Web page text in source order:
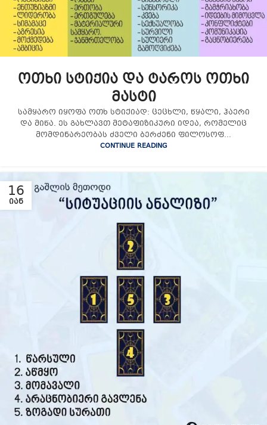
ოთხი სტიქია და ტაროს ოთხი
მასტი
სამყარო იყოფა ოთხ სტიქიად: ცეცხლი, წყალი, ჰაერი
და მიწა. ეს გახლავთ მეტაფიზიკური იდეა, რომელიც
მომდინარეობას ძველი ბერძენი ფილოსოფ...
CONTINUE READING
16
ᲘᲐᲜ